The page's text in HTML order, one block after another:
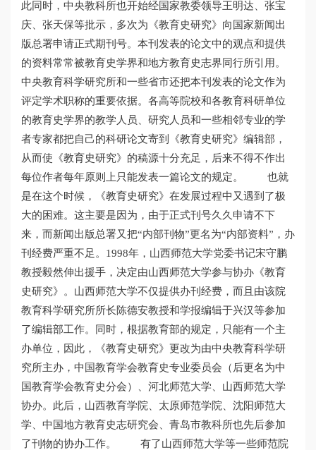
此同时，中央教科所也开始经国家教委领导王明达、张宝
庆、张天保等批示，多次为《教育史研究》向国家新闻出
版总署申请正式期刊号。本刊发表的论文中的观点和提供
的资料常常被教育史学界和地方教育史志界同行所引用。
中央教育科学研究所和一些省市还把本刊发表的论文作为
评定学术职称的重要依据。各高等院校和各教育科研单位
的教育史学界的教学人员、研究人员和一些相邻专业的学
者专家都把自己的科研论文寄到《教育史研究》编辑部，
从而使《教育史研究》的稿源十分充足，后来不得不作出
每位作者每年原则上只能发表一篇论文的规定。 也就
是在这个时候，《教育史研究》在发展过程中又遇到了极
大的困难。这主要是因为，由于正式刊号久久申请不下
来，而新闻出版总署又把“内部刊物”更名为“内部资料”，办
刊经费严重不足。1998年，山西师范大学党委书记宋守鹏
教授毅然伸出援手，决定由山西师范大学参与协办《教育
史研究》。山西师范大学不仅提供办刊经费，而且由该院
教育科学研究所所长陈德安教授和学报编辑于兴汉等参加
了编辑部工作。同时，根据教育部的规定，只能有一个主
办单位，因此，《教育史研究》更改为由中央教育科学研
究所主办，中国教育学会教育史专业委员会（后更名为中
国教育学会教育史分会）、河北师范大学、山西师范大学
协办。此后，山西教育学院、太原师范学院、沈阳师范大
学、中国地方教育史志研究会、青岛市教科所也先后参加
了刊物的协办工作。 有了山西师范大学等一些师范院